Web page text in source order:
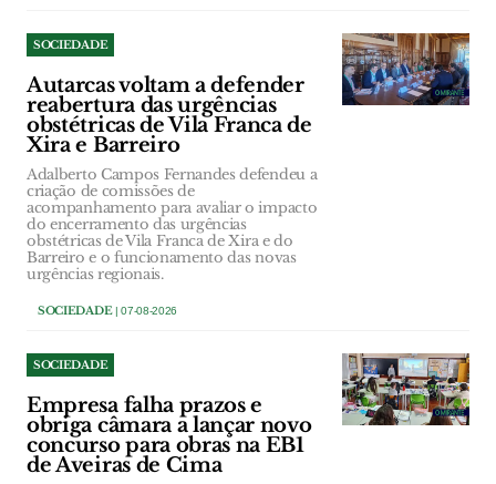
SOCIEDADE
Autarcas voltam a defender
reabertura das urgências
obstétricas de Vila Franca de
Xira e Barreiro
Adalberto Campos Fernandes defendeu a
criação de comissões de
acompanhamento para avaliar o impacto
do encerramento das urgências
obstétricas de Vila Franca de Xira e do
Barreiro e o funcionamento das novas
urgências regionais.
SOCIEDADE| 07-08-2026
SOCIEDADE
Empresa falha prazos e
obriga câmara a lançar novo
concurso para obras na EB1
de Aveiras de Cima